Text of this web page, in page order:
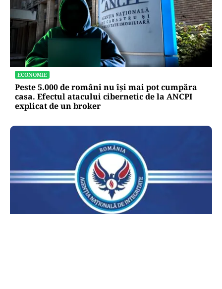
ECONOMIE
Peste 5.000 de români nu își mai pot cumpăra
casa. Efectul atacului cibernetic de la ANCPI
explicat de un broker